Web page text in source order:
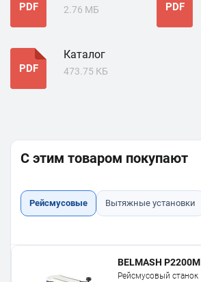
PDF 2.76 МБ PDF
PDF
Каталог
473.75 КБ
С этим товаром покупают
Рейсмусовые Вытяжные установки
BELMASH P2200M
Рейсмусовый станок